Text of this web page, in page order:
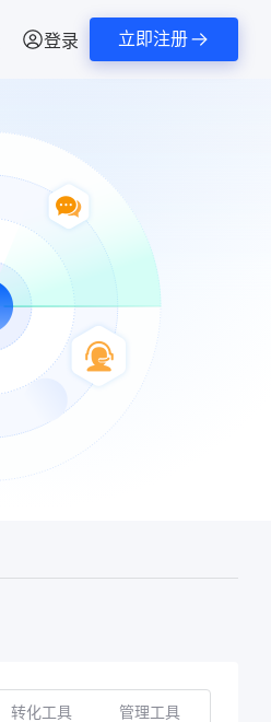
登录 立即注册
转化工具 管理工具